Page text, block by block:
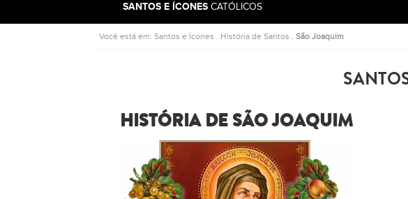
SANTOS E ÍCONES CATÓLICOS
Você está em: Santos e Ícones . História de Santos . São Joaquim
HISTÓRIA DE SÃO JOAQUIM